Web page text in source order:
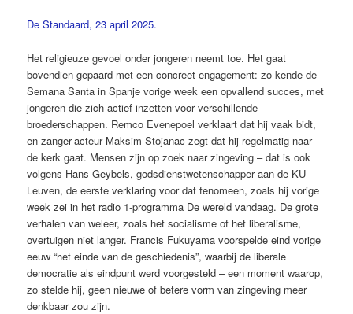
De Standaard, 23 april 2025.
Het religieuze gevoel onder jongeren neemt toe. Het gaat
bovendien gepaard met een concreet engagement: zo kende de
Semana Santa in Spanje vorige week een opvallend succes, met
jongeren die zich actief inzetten voor verschillende
broederschappen. Remco Evenepoel verklaart dat hij vaak bidt,
en zanger-acteur Maksim Stojanac zegt dat hij regelmatig naar
de kerk gaat. Mensen zijn op zoek naar zingeving – dat is ook
volgens Hans Geybels, godsdienstwetenschapper aan de KU
Leuven, de eerste verklaring voor dat fenomeen, zoals hij vorige
week zei in het radio 1-programma De wereld vandaag. De grote
verhalen van weleer, zoals het socialisme of het liberalisme,
overtuigen niet langer. Francis Fukuyama voorspelde eind vorige
eeuw “het einde van de geschiedenis”, waarbij de liberale
democratie als eindpunt werd voorgesteld – een moment waarop,
zo stelde hij, geen nieuwe of betere vorm van zingeving meer
denkbaar zou zijn.